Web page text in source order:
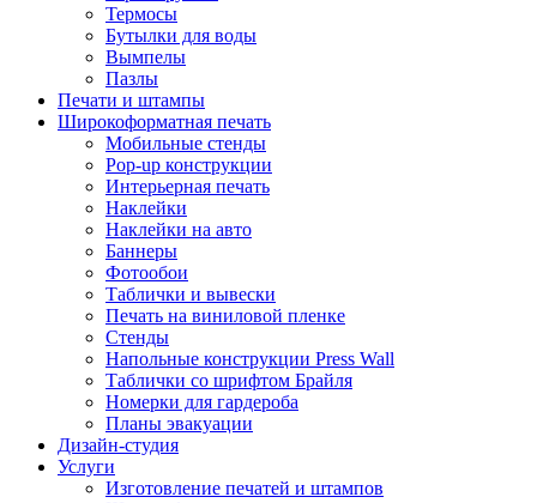
Термосы
Бутылки для воды
Вымпелы
Пазлы
Печати и штампы
Широкоформатная печать
Мобильные стенды
Pop-up конструкции
Интерьерная печать
Наклейки
Наклейки на авто
Баннеры
Фотообои
Таблички и вывески
Печать на виниловой пленке
Стенды
Напольные конструкции Press Wall
Таблички со шрифтом Брайля
Номерки для гардероба
Планы эвакуации
Дизайн-студия
Услуги
Изготовление печатей и штампов